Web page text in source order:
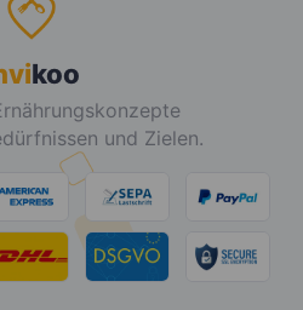
koo
und Zielen.